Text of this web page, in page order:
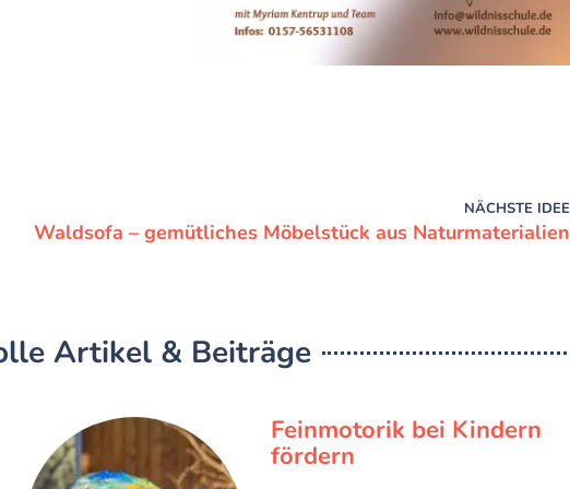
NÄCHSTE IDEE
Waldsofa – gemütliches Möbelstück aus Naturmaterialien
Artikel & Beiträge
Feinmotorik bei Kindern
fördern